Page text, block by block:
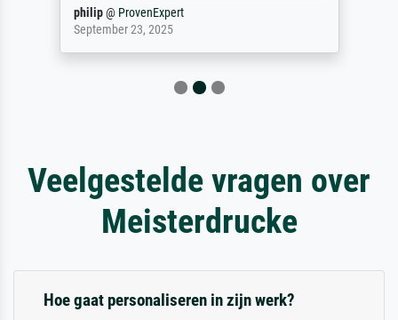
philip@ ProvenExpert
September 23, 2025
Veelgestelde vragen over
Meisterdrucke
Hoe gaat personaliseren in zijn werk?